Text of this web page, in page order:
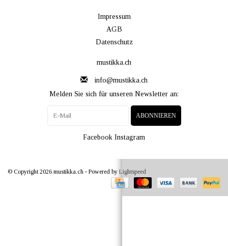
Impressum
AGB
Datenschutz
mustikka.ch
info@mustikka.ch
Melden Sie sich für unseren Newsletter an:
ABONNIEREN
Facebook Instagram
© Copyright 2026 mustikka.ch - Powered by Lightspeed